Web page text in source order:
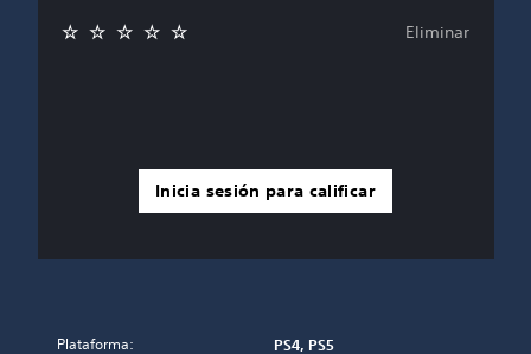
Inicia sesión para calificar
Eliminar
Plataforma: PS4, PS5